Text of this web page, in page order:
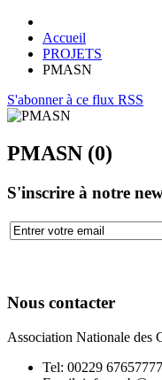
Accueil
PROJETS
PMASN
S'abonner à ce flux RSS
PMASN (0)
S'inscrire à notre
Nous contacter
Association Nationale des
Tel: 00229 67657777